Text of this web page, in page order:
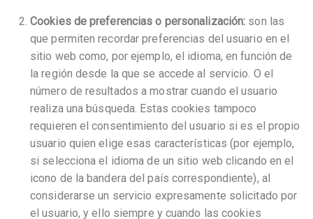
Cookies de preferencias o personalización: son las
que permiten recordar preferencias del usuario en el
sitio web como, por ejemplo, el idioma, en función de
la región desde la que se accede al servicio. O el
número de resultados a mostrar cuando el usuario
realiza una búsqueda. Estas cookies tampoco
requieren el consentimiento del usuario si es el propio
usuario quien elige esas características (por ejemplo,
si selecciona el idioma de un sitio web clicando en el
icono de la bandera del país correspondiente), al
considerarse un servicio expresamente solicitado por
el usuario, y ello siempre y cuando las cookies